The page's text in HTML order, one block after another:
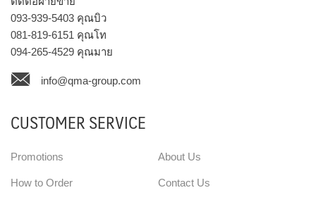
093-939-5403 คุณบิว
081-819-6151 คุณโท
094-265-4529 คุณมาย
info@qma-group.com
CUSTOMER SERVICE
Promotions
How to Order
About Us
Contact Us